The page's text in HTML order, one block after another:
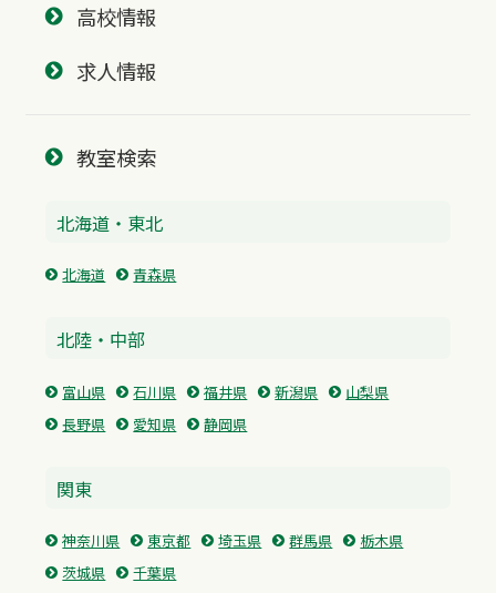
高校情報
求人情報
教室検索
北海道・東北
北海道 青森県
北陸・中部
富山県 石川県 福井県 新潟県
山梨県
長野県
愛知県 静岡県
関東
神奈川県 東京都 埼玉県 群馬県
栃木県
茨城県
千葉県